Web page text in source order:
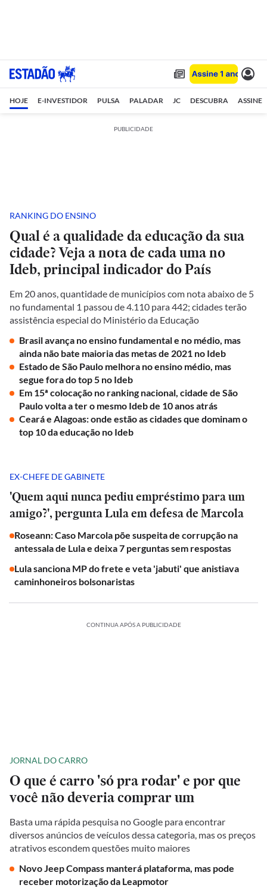
HOJE E-INVESTIDOR PULSA PALADAR JC DESCUBRA ASSINE
PUBLICIDADE
RANKING DO ENSINO
Qual é a qualidade da educação da sua
cidade? Veja a nota de cada uma no
Ideb, principal indicador do País
Em 20 anos, quantidade de municípios com nota abaixo de 5
no fundamental 1 passou de 4.110 para 442; cidades terão
assistência especial do Ministério da Educação
Brasil avança no ensino fundamental e no médio, mas
ainda não bate maioria das metas de 2021 no Ideb
Estado de São Paulo melhora no ensino médio, mas
segue fora do top 5 no Ideb
Em 15ª colocação no ranking nacional, cidade de São
Paulo volta a ter o mesmo Ideb de 10 anos atrás
Ceará e Alagoas: onde estão as cidades que dominam o
top 10 da educação no Ideb
EX-CHEFE DE GABINETE
'Quem aqui nunca pediu empréstimo para um
amigo?', pergunta Lula em defesa de Marcola
Roseann: Caso Marcola põe suspeita de corrupção na
antessala de Lula e deixa 7 perguntas sem respostas
Lula sanciona MP do frete e veta 'jabuti' que anistiava
caminhoneiros bolsonaristas
CONTINUA APÓS A PUBLICIDADE
JORNAL DO CARRO
O que é carro 'só pra rodar' e por que
você não deveria comprar um
Basta uma rápida pesquisa no Google para encontrar
diversos anúncios de veículos dessa categoria, mas os preços
atrativos escondem questões muito maiores
Novo Jeep Compass manterá plataforma, mas pode
receber motorização da Leapmotor